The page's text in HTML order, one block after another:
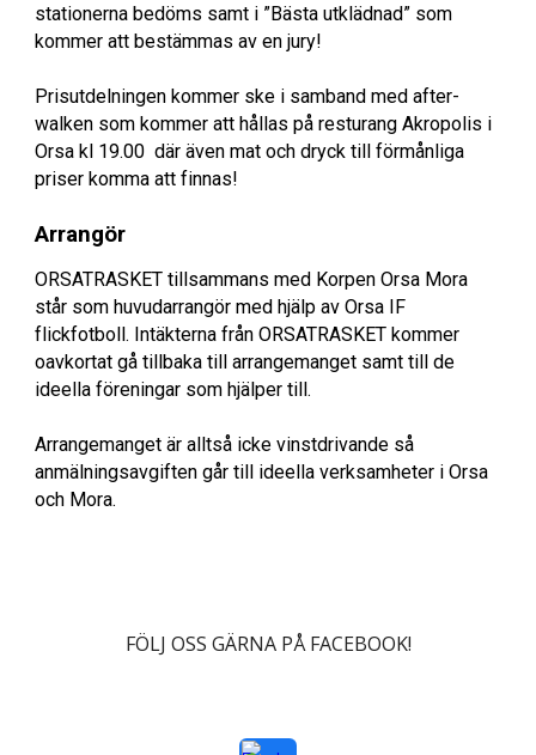
stationerna bedöms samt i ”Bästa utklädnad” som
kommer att bestämmas av en jury!
Prisutdelningen kommer ske i samband med after-
walken som kommer att hållas på resturang Akropolis i
Orsa kl 19.00 där även mat och dryck till förmånliga
priser komma att finnas!
Arrangör
ORSATRASKET tillsammans med Korpen Orsa Mora
står som huvudarrangör med hjälp av Orsa IF
flickfotboll. Intäkterna från ORSATRASKET kommer
oavkortat gå tillbaka till arrangemanget samt till de
ideella föreningar som hjälper till.
Arrangemanget är alltså icke vinstdrivande så
anmälningsavgiften går till ideella verksamheter i Orsa
och Mora.
FÖLJ OSS GÄRNA PÅ FACEBOOK!